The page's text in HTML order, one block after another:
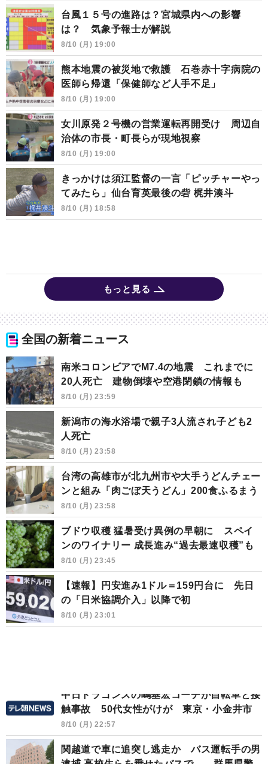
台風１５号の進路は？宮城県内への影響
は？ 気象予報士が解説
8/10 (月) 19:00
熊本地震の被災地で救護 石巻赤十字病院の
医師ら帰還「保健師など人手不足」
8/10 (月) 19:00
女川原発２号機の営業運転再開受け 周辺自
治体の市長・町長らが現地視察
8/10 (月) 19:00
きっかけは須江監督の一言「ピッチャーやっ
てみたら」仙台育英最後の砦 梶井湊斗
8/10 (月) 18:58
もっと見る
全国の新着ニュース
南米コロンビアでM7.4の地震 これまでに
20人死亡 建物倒壊や空港閉鎖の情報も
8/10 (月) 23:59
新潟市の海水浴場で親子3人流され子ども2
人死亡
8/10 (月) 23:58
台湾の高雄市が北九州市や大手うどんチェー
ンと組み「肉ごぼ天うどん」200食ふるまう
8/10 (月) 23:58
ブドウ収穫 猛暑受け異例の早朝に スペイ
ンのワイナリー 成長進み“過去最速収穫”も
8/10 (月) 23:45
【速報】円安進み1ドル＝159円台に 先日
の「日米協調介入」以降で初
8/10 (月) 23:01
中日ドラゴンズの嶋基宏コーチが自転車と接
触事故 50代女性がけが 東京・小金井市
8/10 (月) 22:57
関越道で車に追突し逃走か バス運転手の男